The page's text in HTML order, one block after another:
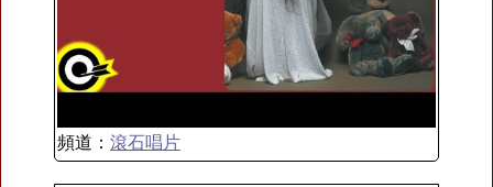
頻道： 滾石唱片